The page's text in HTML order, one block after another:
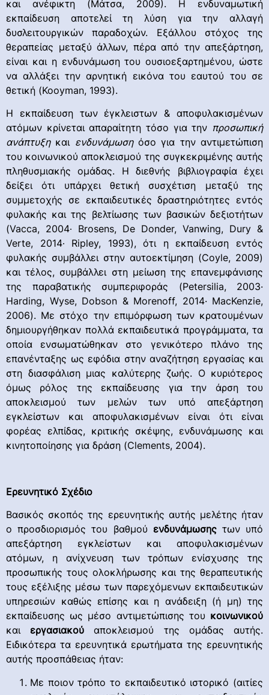
και ανέφικτη (Μάτσα, 2009). Η ενδυναμωτική
εκπαίδευση αποτελεί τη λύση για την αλλαγή
δυσλειτουργικών παραδοχών. Εξάλλου στόχος της
θεραπείας μεταξύ άλλων, πέρα από την απεξάρτηση,
είναι και η ενδυνάμωση του ουσιοεξαρτημένου, ώστε
να αλλάξει την αρνητική εικόνα του εαυτού του σε
θετική (Kooyman, 1993).
Η εκπαίδευση των έγκλειστων & αποφυλακισμένων
ατόμων κρίνεται απαραίτητη τόσο για την προσωπική
ανάπτυξηκαι ενδυνάμωσηόσο για την αντιμετώπιση
του κοινωνικού αποκλεισμού της συγκεκριμένης αυτής
πληθυσμιακής ομάδας. Η διεθνής βιβλιογραφία έχει
δείξει ότι υπάρχει θετική συσχέτιση μεταξύ της
συμμετοχής σε εκπαιδευτικές δραστηριότητες εντός
φυλακής και της βελτίωσης των βασικών δεξιοτήτων
(Vacca, 2004∙ Brosens, De Donder, Vanwing, Dury &
Verte, 2014∙ Ripley, 1993), ότι η εκπαίδευση εντός
φυλακής συμβάλλει στην αυτοεκτίμηση (Coyle, 2009)
και τέλος, συμβάλλει στη μείωση της επανεμφάνισης
της παραβατικής συμπεριφοράς (Petersilia, 2003·
Harding, Wyse, Dobson & Morenoff, 2014· MacKenzie,
2006). Με στόχο την επιμόρφωση των κρατουμένων
δημιουργήθηκαν πολλά εκπαιδευτικά προγράμματα, τα
οποία ενσωματώθηκαν στο γενικότερο πλάνο της
επανένταξης ως εφόδια στην αναζήτηση εργασίας και
στη διασφάλιση μιας καλύτερης ζωής. Ο κυριότερος
όμως ρόλος της εκπαίδευσης για την άρση του
αποκλεισμού των μελών των υπό απεξάρτηση
εγκλείστων και αποφυλακισμένων είναι ότι είναι
φορέας ελπίδας, κριτικής σκέψης, ενδυνάμωσης και
κινητοποίησης για δράση (Clements, 2004).
Ερευνητικό Σχέδιο
Βασικός σκοπός της ερευνητικής αυτής μελέτης ήταν
ο προσδιορισμός του βαθμού ενδυνάμωσηςτων υπό
απεξάρτηση εγκλείστων και αποφυλακισμένων
ατόμων, η ανίχνευση των τρόπων ενίσχυσης της
προσωπικής τους ολοκλήρωσης και της θεραπευτικής
τους εξέλιξης μέσω των παρεχόμενων εκπαιδευτικών
υπηρεσιών καθώς επίσης και η ανάδειξη (ή μη) της
εκπαίδευσης ως μέσο αντιμετώπισης του κοινωνικού
καιεργασιακούαποκλεισμού της ομάδας αυτής.
Ειδικότερα τα ερευνητικά ερωτήματα της ερευνητικής
αυτής προσπάθειας ήταν:
Με ποιον τρόπο το εκπαιδευτικό ιστορικό (αιτίες